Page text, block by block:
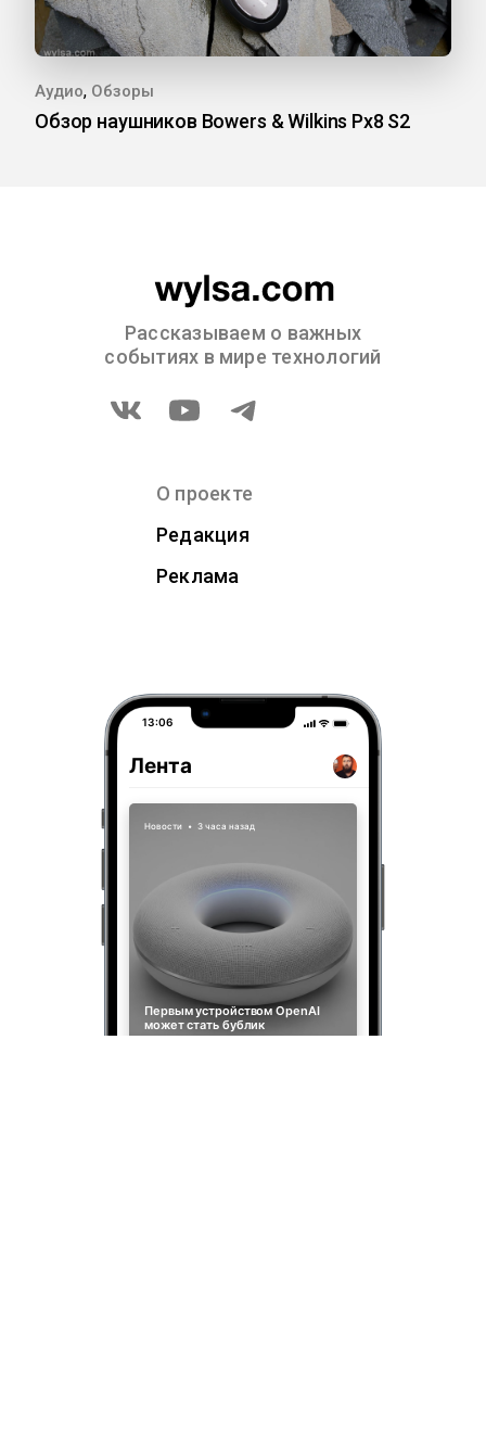
Аудио, Обзоры
Обзор наушников Bowers & Wilkins Px8 S2
Рассказываем о важных
событиях в мире технологий
О проекте
Редакция
Реклама
13:06
Лента
Новости • 3 часа назад
Первым устройством OpenAI
может стать бублик